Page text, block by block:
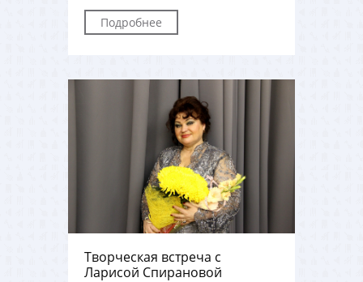
Подробнее
Творческая встреча с
Ларисой Спирановой